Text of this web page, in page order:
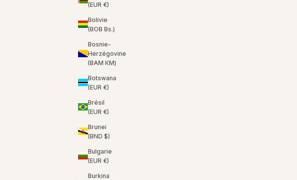
(EUR €)
Bolivie
(BOB Bs.)
Bosnie-
Herzégovine
(BAM КМ)
Botswana
(EUR €)
Brésil
(EUR €)
Brunei
(BND $)
Bulgarie
(EUR €)
Burkina